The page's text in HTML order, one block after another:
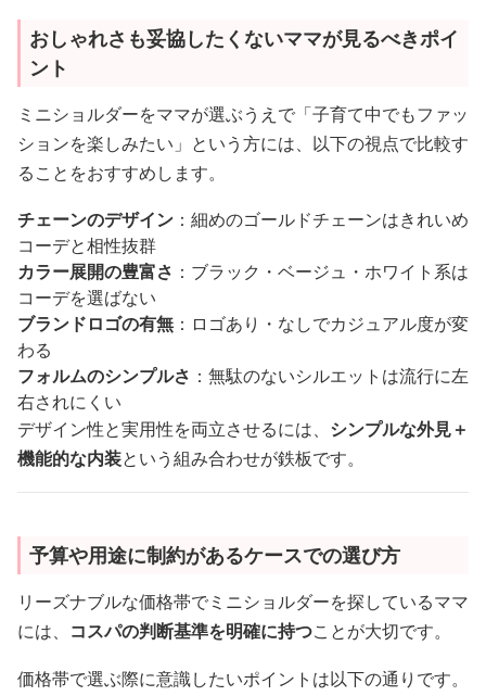
おしゃれさも妥協したくないママが見るべきポイ
ント
ミニショルダーをママが選ぶうえで「子育て中でもファッ
ションを楽しみたい」という方には、以下の視点で比較す
ることをおすすめします。
チェーンのデザイン ：細めのゴールドチェーンはきれいめ
コーデと相性抜群
カラー展開の豊富さ ：ブラック・ベージュ・ホワイト系は
コーデを選ばない
ブランドロゴの有無 ：ロゴあり・なしでカジュアル度が変
わる
フォルムのシンプルさ ：無駄のないシルエットは流行に左
右されにくい
デザイン性と実用性を両立させるには、 シンプルな外見＋
機能的な内装という組み合わせが鉄板です。
予算や用途に制約があるケースでの選び方
リーズナブルな価格帯でミニショルダーを探しているママ
には、 コスパの判断基準を明確に持つことが大切です。
価格帯で選ぶ際に意識したいポイントは以下の通りです。